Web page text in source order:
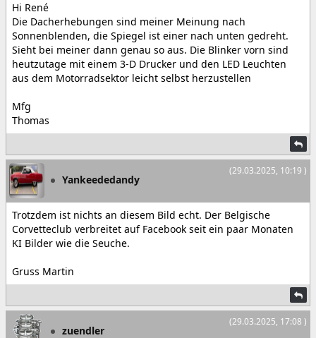
Hi René
Die Dacherhebungen sind meiner Meinung nach
Sonnenblenden, die Spiegel ist einer nach unten gedreht.
Sieht bei meiner dann genau so aus. Die Blinker vorn sind
heutzutage mit einem 3-D Drucker und den LED Leuchten
aus dem Motorradsektor leicht selbst herzustellen
Mfg
Thomas
(29.03.2025, 10:19 )
Yankeededandy
Trotzdem ist nichts an diesem Bild echt. Der Belgische
Corvetteclub verbreitet auf Facebook seit ein paar Monaten
KI Bilder wie die Seuche.
Gruss Martin
(29.03.2025, 17:08 )
zuendler